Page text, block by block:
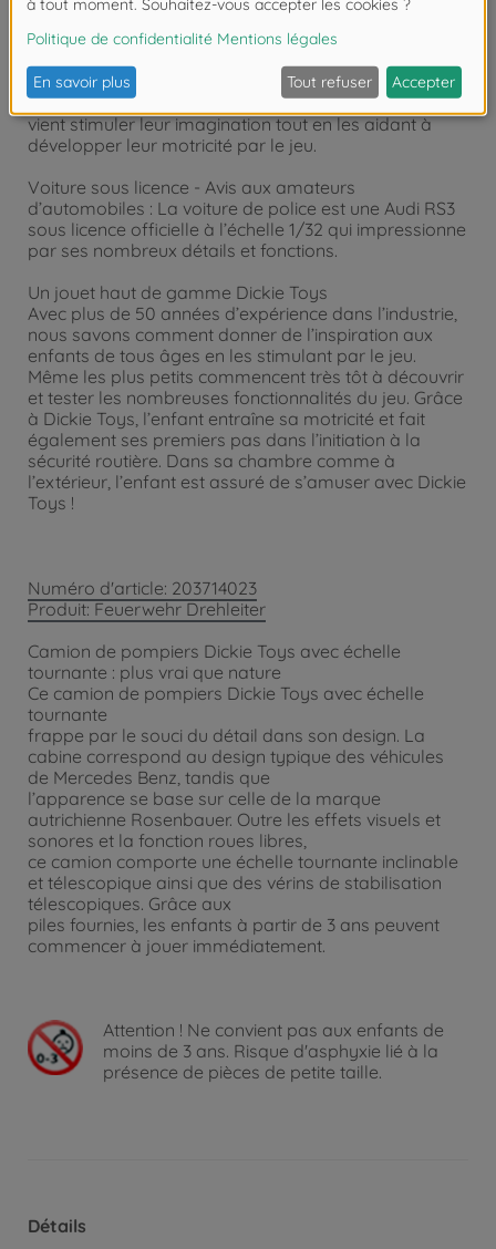
1/32 pour une longueur de 15 cm. Les effets sonores
et lumineux de la voiture viennent compléter
l’expérience de jeu en avertissant tous les autres
usagers de la route que la police est là. Pour les
enfants dès 3 ans, la voiture à friction est un jouet qui
vient stimuler leur imagination tout en les aidant à
développer leur motricité par le jeu.
Voiture sous licence - Avis aux amateurs
d’automobiles : La voiture de police est une Audi RS3
sous licence officielle à l’échelle 1/32 qui impressionne
par ses nombreux détails et fonctions.
Un jouet haut de gamme Dickie Toys
Avec plus de 50 années d’expérience dans l’industrie,
nous savons comment donner de l’inspiration aux
enfants de tous âges en les stimulant par le jeu.
Même les plus petits commencent très tôt à découvrir
et tester les nombreuses fonctionnalités du jeu. Grâce
à Dickie Toys, l’enfant entraîne sa motricité et fait
également ses premiers pas dans l’initiation à la
sécurité routière. Dans sa chambre comme à
l’extérieur, l’enfant est assuré de s’amuser avec Dickie
Toys !
Numéro d'article: 203714023
Produit: Feuerwehr Drehleiter
Camion de pompiers Dickie Toys avec échelle
tournante : plus vrai que nature
Ce camion de pompiers Dickie Toys avec échelle
tournante
frappe par le souci du détail dans son design. La
cabine correspond au design typique des véhicules
de Mercedes Benz, tandis que
l’apparence se base sur celle de la marque
autrichienne Rosenbauer. Outre les effets visuels et
sonores et la fonction roues libres,
ce camion comporte une échelle tournante inclinable
et télescopique ainsi que des vérins de stabilisation
télescopiques. Grâce aux
piles fournies, les enfants à partir de 3 ans peuvent
commencer à jouer immédiatement.
Attention ! Ne convient pas aux enfants de
moins de 3 ans. Risque d'asphyxie lié à la
présence de pièces de petite taille.
Détails